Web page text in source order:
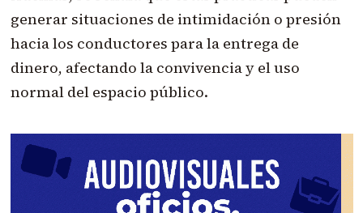
generar situaciones de intimidación o presión
hacia los conductores para la entrega de
dinero, afectando la convivencia y el uso
normal del espacio público.